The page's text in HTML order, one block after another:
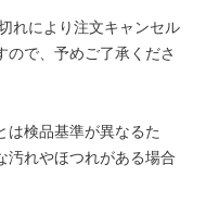
れにより注文キャンセル
ので、予めご了承くださ
は検品基準が異なるた
汚れやほつれがある場合